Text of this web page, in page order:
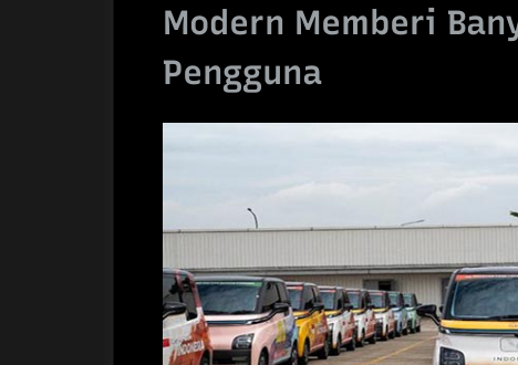
Modern Memberi
Pengguna